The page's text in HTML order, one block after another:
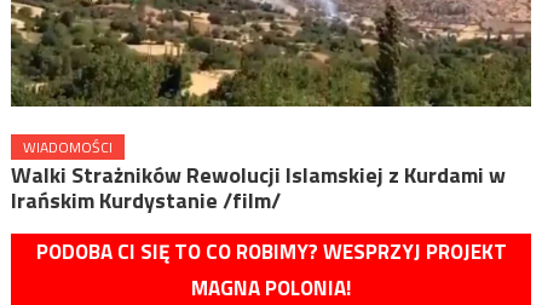
WIADOMOŚCI
Walki Strażników Rewolucji Islamskiej z Kurdami w
Irańskim Kurdystanie /film/
PODOBA CI SIĘ TO CO ROBIMY? WESPRZYJ PROJEKT
MAGNA POLONIA!